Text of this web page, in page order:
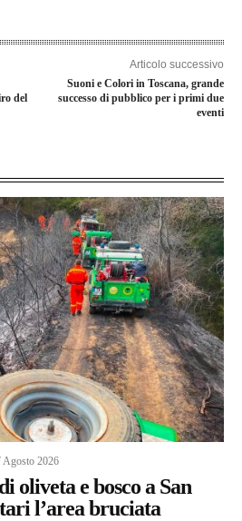
del
Articolo successivo
Suoni e Colori in Toscana, grande
successo di pubblico per i primi due
eventi
Agosto 2026
oliveta e bosco a San
l’area bruciata